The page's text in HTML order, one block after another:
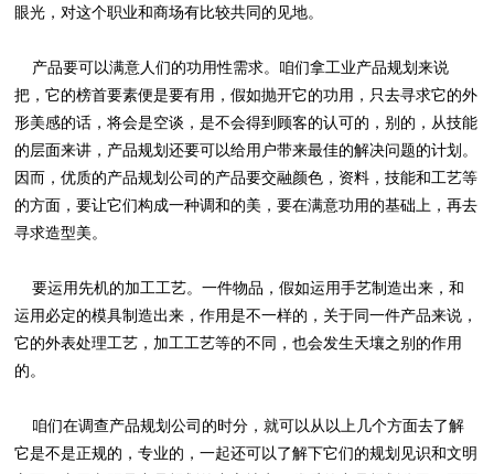
眼光，对这个职业和商场有比较共同的见地。
产品要可以满意人们的功用性需求。咱们拿工业产品规划来说
把，它的榜首要素便是要有用，假如抛开它的功用，只去寻求它的外
形美感的话，将会是空谈，是不会得到顾客的认可的，别的，从技能
的层面来讲，产品规划还要可以给用户带来最佳的解决问题的计划。
因而，优质的产品规划公司的产品要交融颜色，资料，技能和工艺等
的方面，要让它们构成一种调和的美，要在满意功用的基础上，再去
寻求造型美。
要运用先机的加工工艺。一件物品，假如运用手艺制造出来，和
运用必定的模具制造出来，作用是不一样的，关于同一件产品来说，
它的外表处理工艺，加工工艺等的不同，也会发生天壤之别的作用
的。
咱们在调查产品规划公司的时分，就可以从以上几个方面去了解
它是不是正规的，专业的，一起还可以了解下它们的规划见识和文明